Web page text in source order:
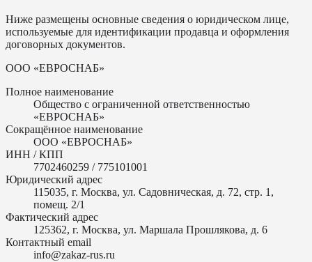
Ниже размещены основные сведения о юридическом лице,
используемые для идентификации продавца и оформления
договорных документов.
ООО «ЕВРОСНАБ»
Полное наименование
Общество с ограниченной ответственностью
«ЕВРОСНАБ»
Сокращённое наименование
ООО «ЕВРОСНАБ»
ИНН / КПП
7702460259 / 775101001
Юридический адрес
115035, г. Москва, ул. Садовническая, д. 72, стр. 1,
помещ. 2/1
Фактический адрес
125362, г. Москва, ул. Маршала Прошлякова, д. 6
Контактный email
info@zakaz-rus.ru